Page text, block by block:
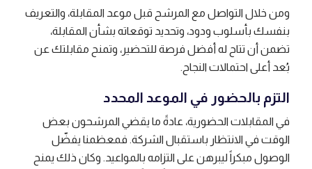
ومن خلال التواصل مع المرشح قبل موعد المقابلة، والتعريف
بنفسك بأسلوب ودود، وتحديد توقعاته بشأن المقابلة،
تضمن أن تتاح له أفضل فرصة للتحضير، وتمنح مقابلتك عن
بُعد أعلى احتمالات النجاح.
التزم بالحضور في الموعد المحدد
في المقابلات الحضورية، عادةً ما يقضي المرشحون بعض
الوقت في الانتظار باستقبال الشركة. فمعظمنا يفضّل
الوصول مبكراً ليبرهن على التزامه بالمواعيد. وكان ذلك يمنح